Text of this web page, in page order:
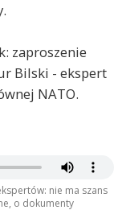
zaproszenie
Bilski - ekspert
NATO.
nie ma szans
o dokumenty